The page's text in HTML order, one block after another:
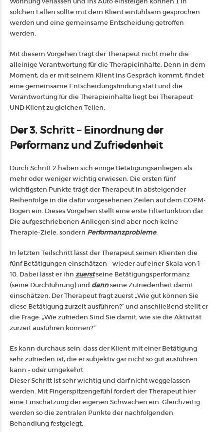
solchen Fällen sollte mit dem Klient einfühlsam gesprochen
werden und eine gemeinsame Entscheidung getroffen
werden.
Mit diesem Vorgehen trägt der Therapeut nicht mehr die
alleinige Verantwortung für die Therapieinhalte. Denn in dem
Moment, da er mit seinem Klient ins Gespräch kommt, findet
eine gemeinsame Entscheidungsfindung statt und die
Verantwortung für die Therapieinhalte liegt bei Therapeut
UND Klient zu gleichen Teilen.
Der 3. Schritt – Einordnung der
Performanz und Zufriedenheit
Durch Schritt 2 haben sich einige Betätigungsanliegen als
mehr oder weniger wichtig erwiesen. Die ersten fünf
wichtigsten Punkte trägt der Therapeut in absteigender
Reihenfolge in die dafür vorgesehenen Zeilen auf dem COPM-
Bogen ein. Dieses Vorgehen stellt eine erste Filterfunktion dar.
Die aufgeschriebenen Anliegen sind aber noch keine
Therapie-Ziele, sondern Performanzprobleme.
In letzten Teilschritt lässt der Therapeut seinen Klienten die
fünf Betätigungen einschätzen – wieder auf einer Skala von 1 –
10. Dabei lässt er ihn zuerstseine Betätigungsperformanz
(seine Durchführung) und dannseine Zufriedenheit damit
einschätzen. Der Therapeut fragt zuerst „Wie gut können Sie
diese Betätigung zurzeit ausführen?“ und anschließend stellt er
die Frage: „Wie zufrieden Sind Sie damit, wie sie die Aktivität
zurzeit ausführen können?“
Es kann durchaus sein, dass der Klient mit einer Betätigung
sehr zufrieden ist, die er subjektiv gar nicht so gut ausführen
kann – oder umgekehrt.
Dieser Schritt ist sehr wichtig und darf nicht weggelassen
werden. Mit Fingerspitzengefühl fordert der Therapeut hier
eine Einschätzung der eigenen Schwächen ein. Gleichzeitig
werden so die zentralen Punkte der nachfolgenden
Behandlung festgelegt.